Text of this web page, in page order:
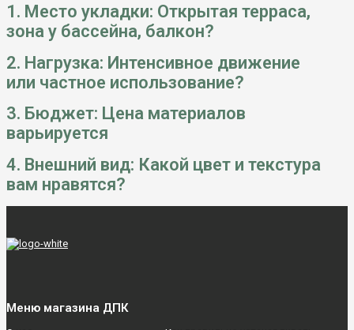
1. Место укладки: Открытая терраса,
зона у бассейна, балкон?
2. Нагрузка: Интенсивное движение
или частное использование?
3. Бюджет: Цена материалов
варьируется
4. Внешний вид: Какой цвет и текстура
вам нравятся?
Меню магазина ДПК